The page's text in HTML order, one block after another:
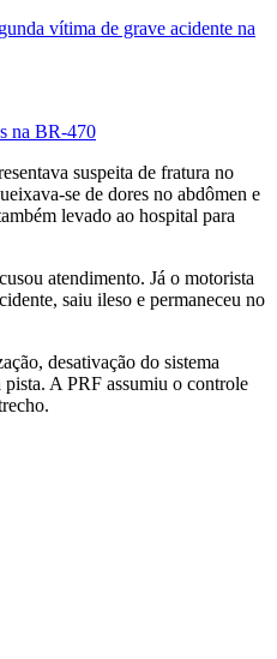
vítima de grave acidente na
na BR-470
suspeita de fratura no
se de dores no abdômen e
levado ao hospital para
atendimento. Já o motorista
saiu ileso e permaneceu no
desativação do sistema
A PRF assumiu o controle